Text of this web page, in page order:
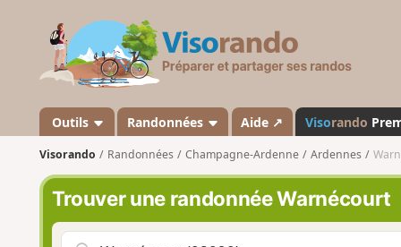
s
a
n
d
o
Outils Randonnées Aide ↗ Visorando
Visorando Randonnées Champagne-Ardenne Ardennes
Trouver une randonnée Warnécourt